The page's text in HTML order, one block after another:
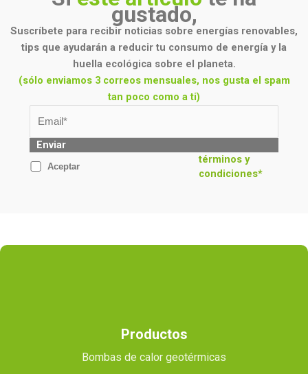
gustado,
Suscríbete para recibir noticias sobre energías renovables,
tips que ayudarán a reducir tu consumo de energía y la
huella ecológica sobre el planeta.
(sólo enviamos 3 correos mensuales, nos gusta el spam
tan poco como a ti)
Enviar
Aceptar
términos y
condiciones*
Productos
Bombas de calor geotérmicas